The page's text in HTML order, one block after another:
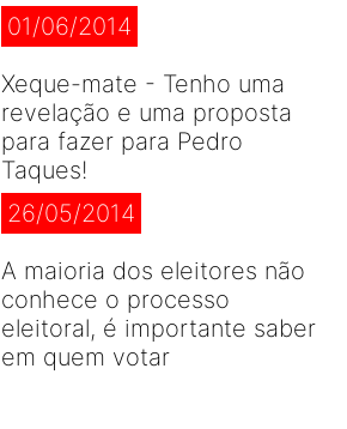
01/06/2014
Xeque-mate - Tenho uma
revelação e uma proposta
para fazer para Pedro
Taques!
26/05/2014
A maioria dos eleitores não
conhece o processo
eleitoral, é importante saber
em quem votar